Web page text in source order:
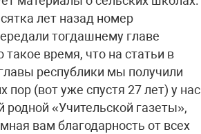
лет назад номер
тогдашнему главе
время, что на статьи в
республики мы получили
(вот уже спустя 27 лет) у нас
родной «Учительской газеты»,
вам благодарность от всех